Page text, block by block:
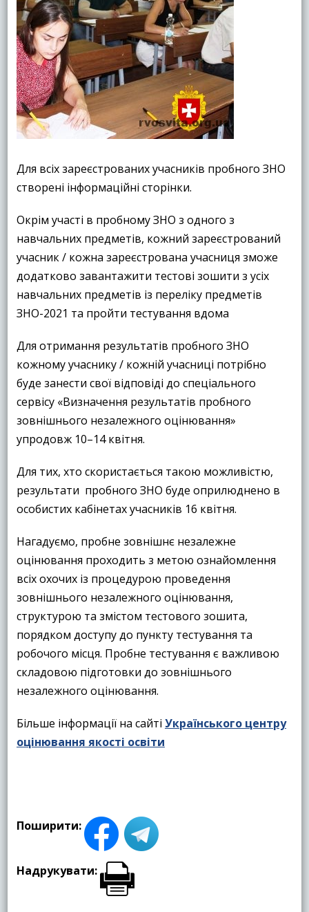
Для всіх зареєстрованих учасників пробного ЗНО
створені інформаційні сторінки.
Окрім участі в пробному ЗНО з одного з
навчальних предметів, кожний зареєстрований
учасник / кожна зареєстрована учасниця зможе
додатково завантажити тестові зошити з усіх
навчальних предметів із переліку предметів
ЗНО-2021 та пройти тестування вдома
Для отримання результатів пробного ЗНО
кожному учаснику / кожній учасниці потрібно
буде занести свої відповіді до спеціального
сервісу «Визначення результатів пробного
зовнішнього незалежного оцінювання»
упродовж 10–14 квітня.
Для тих, хто скористається такою можливістю,
результати пробного ЗНО буде оприлюднено в
особистих кабінетах учасників 16 квітня.
Нагадуємо, пробне зовнішнє незалежне
оцінювання проходить з метою ознайомлення
всіх охочих із процедурою проведення
зовнішнього незалежного оцінювання,
структурою та змістом тестового зошита,
порядком доступу до пункту тестування та
робочого місця. Пробне тестування є важливою
складовою підготовки до зовнішнього
незалежного оцінювання.
Більше інформації на сайті Українського центру
оцінювання якості освіти
Поширити:
Надрукувати: